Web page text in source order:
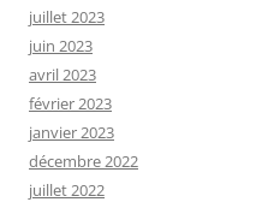
juillet 2023
juin 2023
avril 2023
février 2023
janvier 2023
décembre 2022
juillet 2022